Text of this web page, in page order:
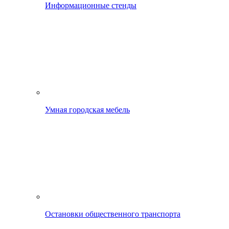
Информационные стенды
Умная городская мебель
Остановки общественного транспорта